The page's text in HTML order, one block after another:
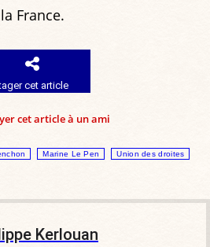
France.
cet article
cet article à un ami
Marine Le Pen Union des droites
Kerlouan